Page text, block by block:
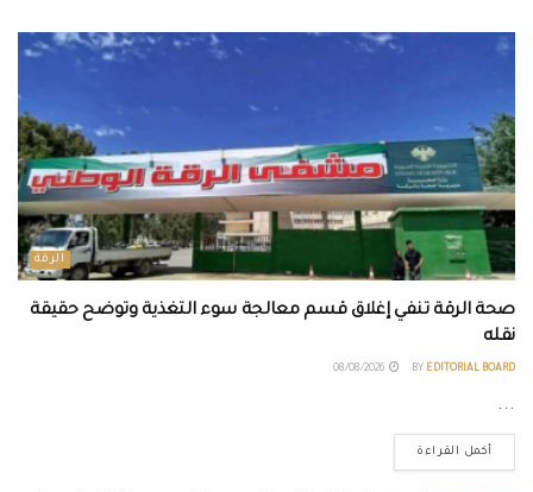
الرقة
صحة الرقة تنفي إغلاق قسم معالجة سوء التغذية وتوضح حقيقة
نقله
BY EDITORIAL BOARD
...
أكمل القراءة